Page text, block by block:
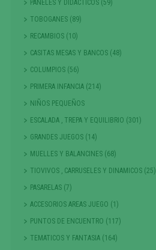
PANELES Y DIDACTICOS (59)
TOBOGANES (89)
RECAMBIOS (10)
CASITAS MESAS Y BANCOS (48)
COLUMPIOS (56)
PRIMERA INFANCIA (214)
NIÑOS PEQUEÑOS
ESCALADA , TREPA Y EQUILIBRIO (301)
GRANDES JUEGOS (14)
MUELLES Y BALANCINES (68)
TIOVIVOS , CARRUSELES Y DINAMICOS (25)
PASARELAS (7)
ACCESORIOS AREAS JUEGO (1)
PUNTOS DE ENCUENTRO (117)
TEMATICOS Y FANTASIA (164)